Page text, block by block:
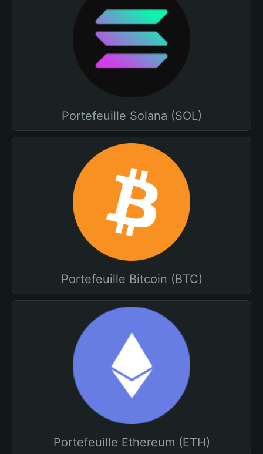
Portefeuille Solana (SOL)
Portefeuille Bitcoin (BTC)
Portefeuille Ethereum (ETH)